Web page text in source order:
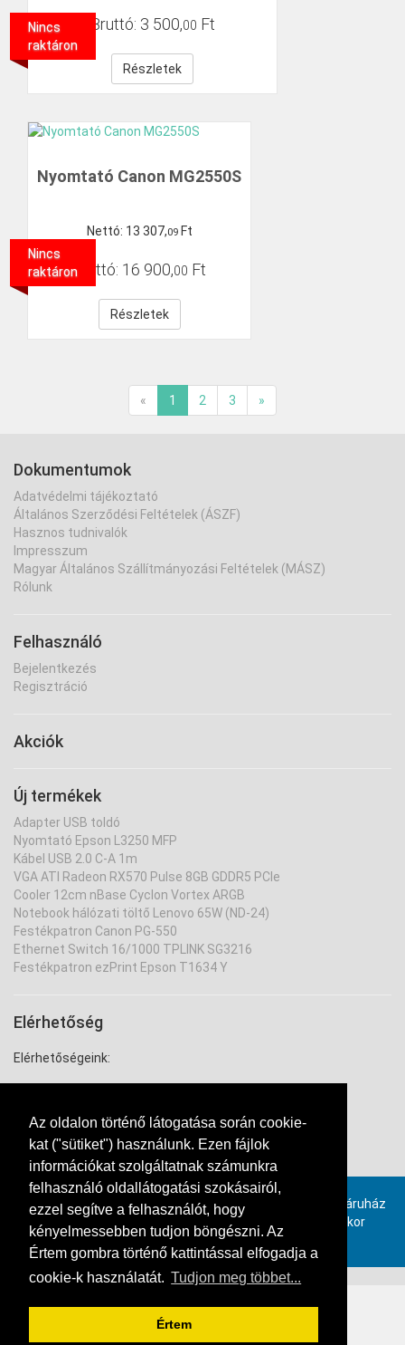
Az oldalon történő látogatása során cookie-
kat ("sütiket") használunk. Ezen fájlok
információkat szolgáltatnak számunkra
felhasználó oldallátogatási szokásairól,
ezzel segítve a felhasználót, hogy
kényelmessebben tudjon böngészni. Az
Értem gombra történő kattintással elfogadja a
cookie-k használatát. Tudjon meg többet...
Értem
Bruttó: 3 500,00 Ft
Részletek
Nincs
raktáron
Nyomtató Canon MG2550S
Nettó: 13 307,09 Ft
Bruttó: 16 900,00 Ft
Részletek
Nincs
raktáron
« 1 2 3 »
Dokumentumok
Adatvédelmi tájékoztató
Általános Szerződési Feltételek (ÁSZF)
Hasznos tudnivalók
Impresszum
Magyar Általános Szállítmányozási Feltételek (MÁSZ)
Rólunk
Felhasználó
Bejelentkezés
Regisztráció
Akciók
Új termékek
Adapter USB toldó
Nyomtató Epson L3250 MFP
Kábel USB 2.0 C-A 1m
VGA ATI Radeon RX570 Pulse 8GB GDDR5 PCIe
Cooler 12cm nBase Cyclon Vortex ARGB
Notebook hálózati töltő Lenovo 65W (ND-24)
Festékpatron Canon PG-550
Ethernet Switch 16/1000 TPLINK SG3216
Festékpatron ezPrint Epson T1634 Y
Elérhetőség
Elérhetőségeink:
email: uzlet@media-star.hu
Kapcsolat
Provimax számlázó szoftverrel, online összekötött webáruház
rendszer. Ha ön is szeretne hasonló webáruházat, akkor
kattintson ide!